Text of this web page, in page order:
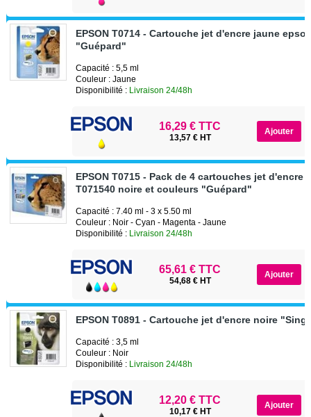
EPSON T0714 - Cartouche jet d'encre jaune
"Guépard"
Capacité : 5,5 ml
Couleur : Jaune
Disponibilité : Livraison 24/48h
16,29 € TTC
13,57 € HT
EPSON T0715 - Pack de 4 cartouches jet d'encre
T071540 noire et couleurs "Guépard"
Capacité : 7.40 ml - 3 x 5.50 ml
Couleur : Noir - Cyan - Magenta - Jaune
Disponibilité : Livraison 24/48h
65,61 € TTC
54,68 € HT
EPSON T0891 - Cartouche jet d'encre noire
Capacité : 3,5 ml
Couleur : Noir
Disponibilité : Livraison 24/48h
12,20 € TTC
10,17 € HT